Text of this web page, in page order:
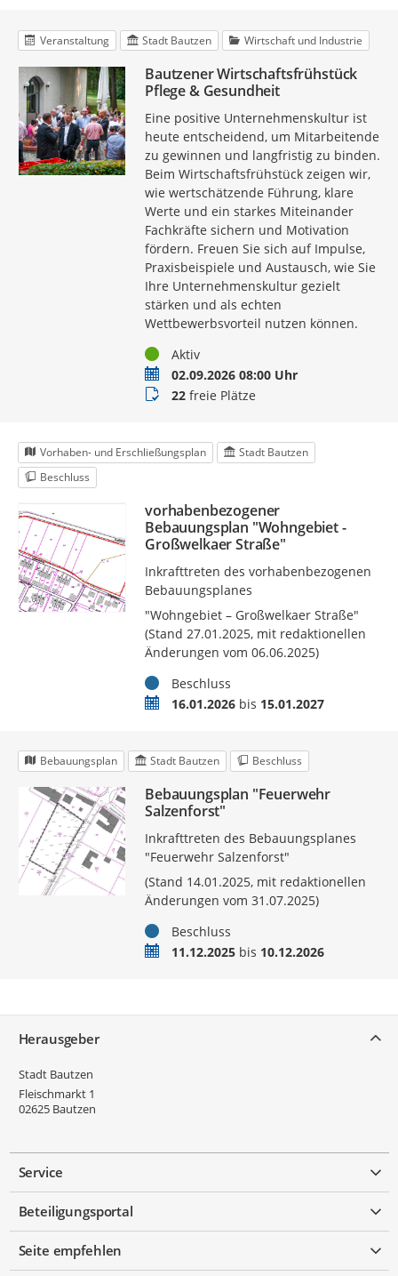
Veranstaltung Stadt Bautzen Wirtschaft und Industrie
Bautzener Wirtschaftsfrühstück
Pflege & Gesundheit
Eine positive Unternehmenskultur ist
heute entscheidend, um Mitarbeitende
zu gewinnen und langfristig zu binden.
Beim Wirtschaftsfrühstück zeigen wir,
wie wertschätzende Führung, klare
Werte und ein starkes Miteinander
Fachkräfte sichern und Motivation
fördern. Freuen Sie sich auf Impulse,
Praxisbeispiele und Austausch, wie Sie
Ihre Unternehmenskultur gezielt
stärken und als echten
Wettbewerbsvorteil nutzen können.
StatusAktiv
Termin02.09.2026 08:00 Uhr
Buchungsstatus
22freie Plätze
Vorhaben- und Erschließungsplan
Stadt Bautzen
Beschluss
vorhabenbezogener
Bebauungsplan "Wohngebiet -
Großwelkaer Straße"
Inkrafttreten des vorhabenbezogenen
Bebauungsplanes
"Wohngebiet – Großwelkaer Straße"
(Stand 27.01.2025, mit redaktionellen
Änderungen vom 06.06.2025)
StatusBeschluss
Zeitraum16.01.2026bis 15.01.2027
Bebauungsplan Stadt Bautzen Beschluss
Bebauungsplan "Feuerwehr
Salzenforst"
Inkrafttreten des Bebauungsplanes
"Feuerwehr Salzenforst"
(Stand 14.01.2025, mit redaktionellen
Änderungen vom 31.07.2025)
StatusBeschluss
Zeitraum11.12.2025bis 10.12.2026
Herausgeber
Stadt Bautzen
Fleischmarkt 1
02625 Bautzen
Service
Beteiligungsportal
Seite empfehlen